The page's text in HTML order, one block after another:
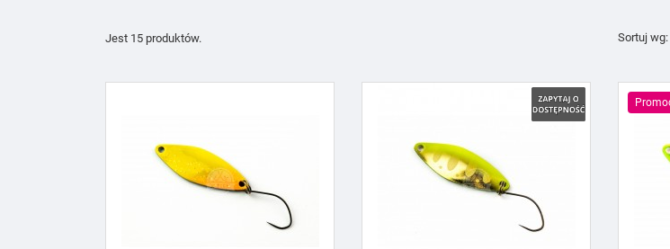
Jest 15 produktów. Sortuj wg: